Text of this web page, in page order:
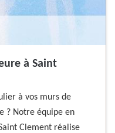
à Saint
à vos murs de
? Notre équipe en
Clement réalise